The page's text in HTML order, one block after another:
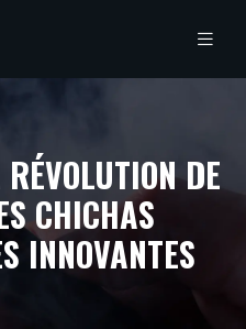
DE
CHICHAS
INNOVANTES